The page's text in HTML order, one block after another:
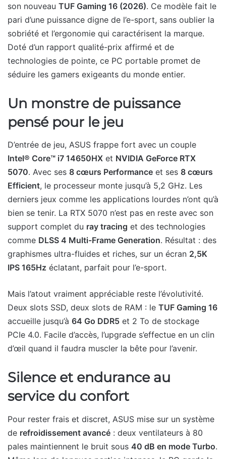
son nouveau TUF Gaming 16 (2026). Ce modèle fait le
pari d’une puissance digne de l’e-sport, sans oublier la
sobriété et l’ergonomie qui caractérisent la marque.
Doté d’un rapport qualité-prix affirmé et de
technologies de pointe, ce PC portable promet de
séduire les gamers exigeants du monde entier.
Un monstre de puissance
pensé pour le jeu
D’entrée de jeu, ASUS frappe fort avec un couple
Intel® Core™ i7 14650HX et NVIDIA GeForce RTX
5070. Avec ses 8 cœurs Performance et ses 8 cœurs
Efficient, le processeur monte jusqu’à 5,2 GHz. Les
derniers jeux comme les applications lourdes n’ont qu’à
bien se tenir. La RTX 5070 n’est pas en reste avec son
support complet du ray tracing et des technologies
comme DLSS 4 Multi-Frame Generation. Résultat : des
graphismes ultra-fluides et riches, sur un écran 2,5K
IPS 165Hz éclatant, parfait pour l’e-sport.
Mais l’atout vraiment appréciable reste l’évolutivité.
Deux slots SSD, deux slots de RAM : le TUF Gaming 16
accueille jusqu’à 64 Go DDR5 et 2 To de stockage
PCIe 4.0. Facile d’accès, l’upgrade s’effectue en un clin
d’œil quand il faudra muscler la bête pour l’avenir.
Silence et endurance au
service du confort
Pour rester frais et discret, ASUS mise sur un système
de refroidissement avancé : deux ventilateurs à 80
pales maintiennent le bruit sous 40 dB en mode Turbo.